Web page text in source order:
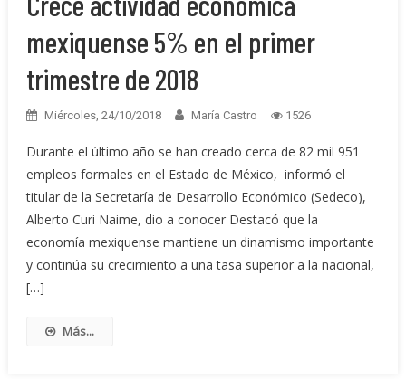
mexiquense 5% en el primer
trimestre de 2018
Miércoles, 24/10/2018 María Castro 1526
Durante el último año se han creado cerca de 82 mil 951
empleos formales en el Estado de México, informó el
titular de la Secretaría de Desarrollo Económico (Sedeco),
Alberto Curi Naime, dio a conocer Destacó que la
economía mexiquense mantiene un dinamismo importante
y continúa su crecimiento a una tasa superior a la nacional,
[…]
Más...